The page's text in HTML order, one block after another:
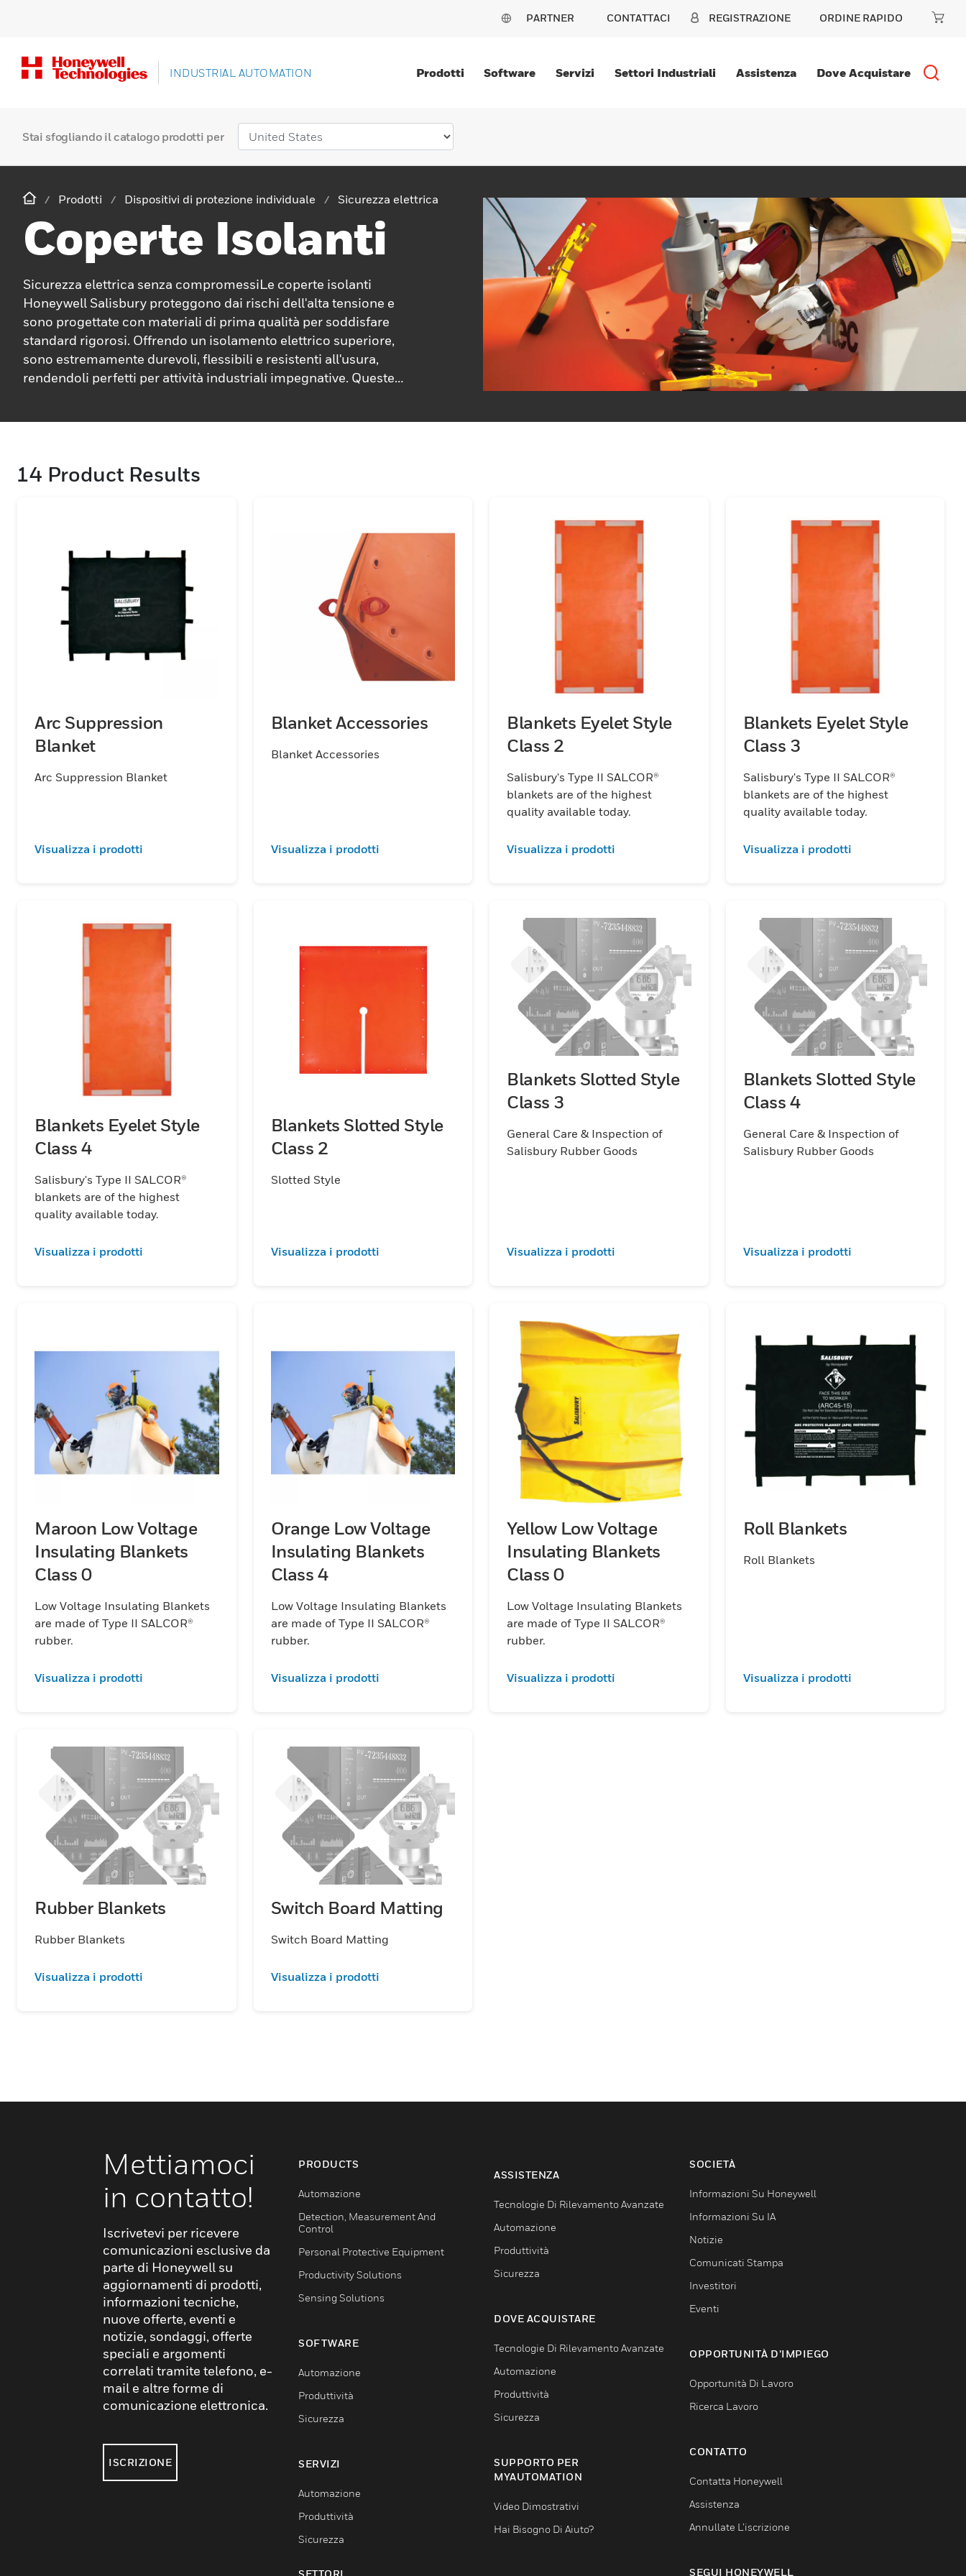
PARTNER CONTATTACI REGISTRAZIONE ORDINE RAPIDO
INDUSTRIAL AUTOMATION Prodotti Software Servizi Settori Industriali Assistenza Dove Acquistare
Stai sfogliando il catalogo prodotti per
Prodotti Dispositivi di protezione individuale Sicurezza elettrica
Coperte Isolanti
Sicurezza elettrica senza compromessiLe coperte isolanti
Honeywell Salisbury proteggono dai rischi dell'alta tensione e
sono progettate con materiali di prima qualità per soddisfare
standard rigorosi. Offrendo un isolamento elettrico superiore,
sono estremamente durevoli, flessibili e resistenti all'usura,
rendendoli perfetti per attività industriali impegnative. Queste
14 Product Results
Arc Suppression
Blanket
Arc Suppression Blanket
Visualizza i prodotti
Blanket Accessories
Blanket Accessories
Visualizza i prodotti
Blankets Eyelet Style
Class 2
Salisbury's Type II SALCOR®
blankets are of the highest
quality available today.
Visualizza i prodotti
Blankets Eyelet Style
Class 3
Salisbury's Type II SALCOR®
blankets are of the highest
quality available today.
Visualizza i prodotti
Blankets Eyelet Style
Class 4
Salisbury's Type II SALCOR®
blankets are of the highest
quality available today.
Visualizza i prodotti
Blankets Slotted Style
Class 2
Slotted Style
Visualizza i prodotti
Blankets Slotted Style
Class 3
General Care & Inspection of
Salisbury Rubber Goods
Visualizza i prodotti
Blankets Slotted Style
Class 4
General Care & Inspection of
Salisbury Rubber Goods
Visualizza i prodotti
Maroon Low Voltage
Insulating Blankets
Class 0
Low Voltage Insulating Blankets
are made of Type II SALCOR®
rubber.
Visualizza i prodotti
Orange Low Voltage
Insulating Blankets
Class 4
Low Voltage Insulating Blankets
are made of Type II SALCOR®
rubber.
Visualizza i prodotti
Yellow Low Voltage
Insulating Blankets
Class 0
Low Voltage Insulating Blankets
are made of Type II SALCOR®
rubber.
Visualizza i prodotti
Roll Blankets
Roll Blankets
Visualizza i prodotti
Rubber Blankets
Rubber Blankets
Visualizza i prodotti
Switch Board Matting
Switch Board Matting
Visualizza i prodotti
Mettiamoci
in contatto!
Iscrivetevi per ricevere
comunicazioni esclusive da
parte di Honeywell su
aggiornamenti di prodotti,
informazioni tecniche,
nuove offerte, eventi e
notizie, sondaggi, offerte
speciali e argomenti
correlati tramite telefono, e-
mail e altre forme di
comunicazione elettronica.
ISCRIZIONE
PRODUCTS
Automazione
Detection, Measurement And
Control
Personal Protective Equipment
Productivity Solutions
Sensing Solutions
SOFTWARE
Automazione
Produttività
Sicurezza
SERVIZI
Automazione
Produttività
Sicurezza
ASSISTENZA
Tecnologie Di Rilevamento Avanzate
Automazione
Produttività
Sicurezza
DOVE ACQUISTARE
Tecnologie Di Rilevamento Avanzate
Automazione
Produttività
Sicurezza
SUPPORTO PER
MYAUTOMATION
Video Dimostrativi
Hai Bisogno Di Aiuto?
SOCIETÀ
Informazioni Su Honeywell
Informazioni Su IA
Notizie
Comunicati Stampa
Investitori
Eventi
OPPORTUNITÀ D’IMPIEGO
Opportunità Di Lavoro
Ricerca Lavoro
CONTATTO
Contatta Honeywell
Assistenza
Annullate L’iscrizione
SEGUI HONEYWELL